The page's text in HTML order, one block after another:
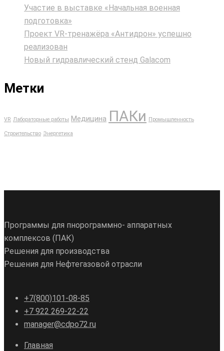
Участие в выставке «Начальная военная
подготовка»
Проект VR‑тренажёра «Антидрон» успешно
реализован
Новый гидравлический стенд Galacom
Метки
VR Лабораторные работы Медицина ПАКи Промышленность
Строительство Энергетика
Программы для пнорограммно- аппаратных
комплексов (ПАК)
Решения для производства
Решения для Нефтегазовой отрасли
+7(800)101-08-85
+7 922 269-22-22
manager@cdpo72.ru
Главная